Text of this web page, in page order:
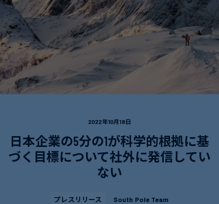
所
在
地
誠
実
の
り
組
み
エ
ネ
ル
ー・
食
品・
飲
後
の
イ
ン
ス
ス
タ
デ
2022年10月18日
日本企業の5分の1が科学的根拠に基
づく目標について社外に発信してい
ない
プレスリリース South Pole Team